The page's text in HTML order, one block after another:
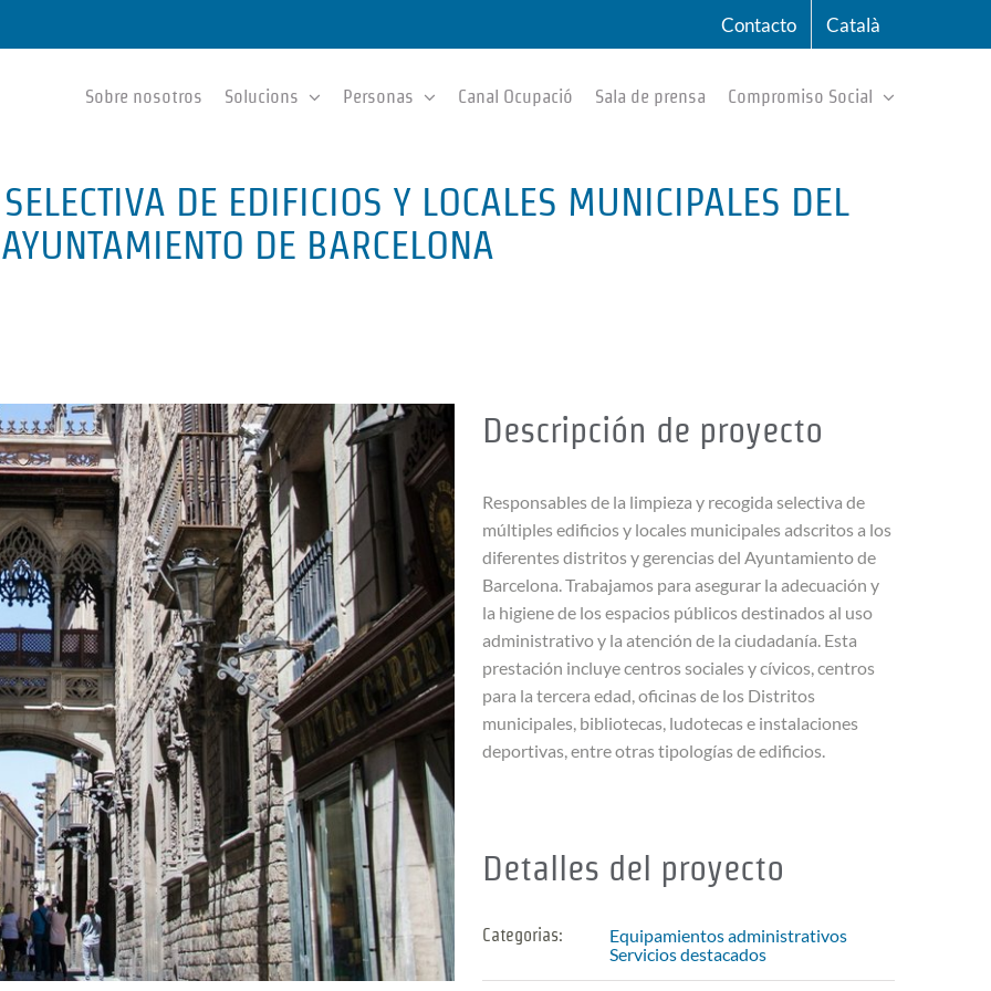
Contacto Català
Sobre nosotros Solucions Personas Canal Ocupació Sala de prensa Compromiso Social
DE EDIFICIOS Y LOCALES MUNICIPALES DEL
AYUNTAMIENTO DE BARCELONA
Descripción de proyecto
Responsables de la limpieza y recogida selectiva de
múltiples edificios y locales municipales adscritos a los
diferentes distritos y gerencias del Ayuntamiento de
Barcelona. Trabajamos para asegurar la adecuación y
la higiene de los espacios públicos destinados al uso
administrativo y la atención de la ciudadanía. Esta
prestación incluye centros sociales y cívicos, centros
para la tercera edad, oficinas de los Distritos
municipales, bibliotecas, ludotecas e instalaciones
deportivas, entre otras tipologías de edificios.
Detalles del proyecto
Categorias:
Equipamientos administrativos
Servicios destacados